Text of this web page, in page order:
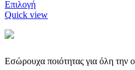
ΕπιλογήΑυτό
το
παραλλαγές.
Οι
Quick view
Εσώρουχα ποιότητας για όλη την